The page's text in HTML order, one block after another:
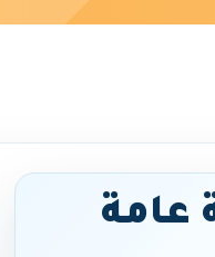
عامة